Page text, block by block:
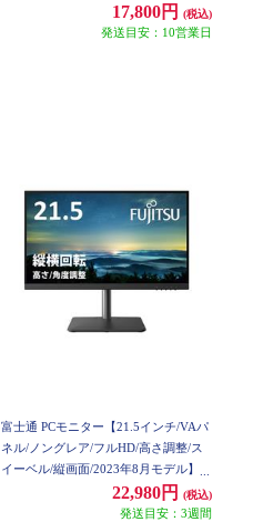
17,800円 (税込)
発送目安：10営業日
富士通 PCモニター【21.5インチ/VAパ
ネル/ノングレア/フルHD/高さ調整/ス
イーベル/縦画面/2023年8月モデル】 V
22,980円 (税込)
発送目安：3週間